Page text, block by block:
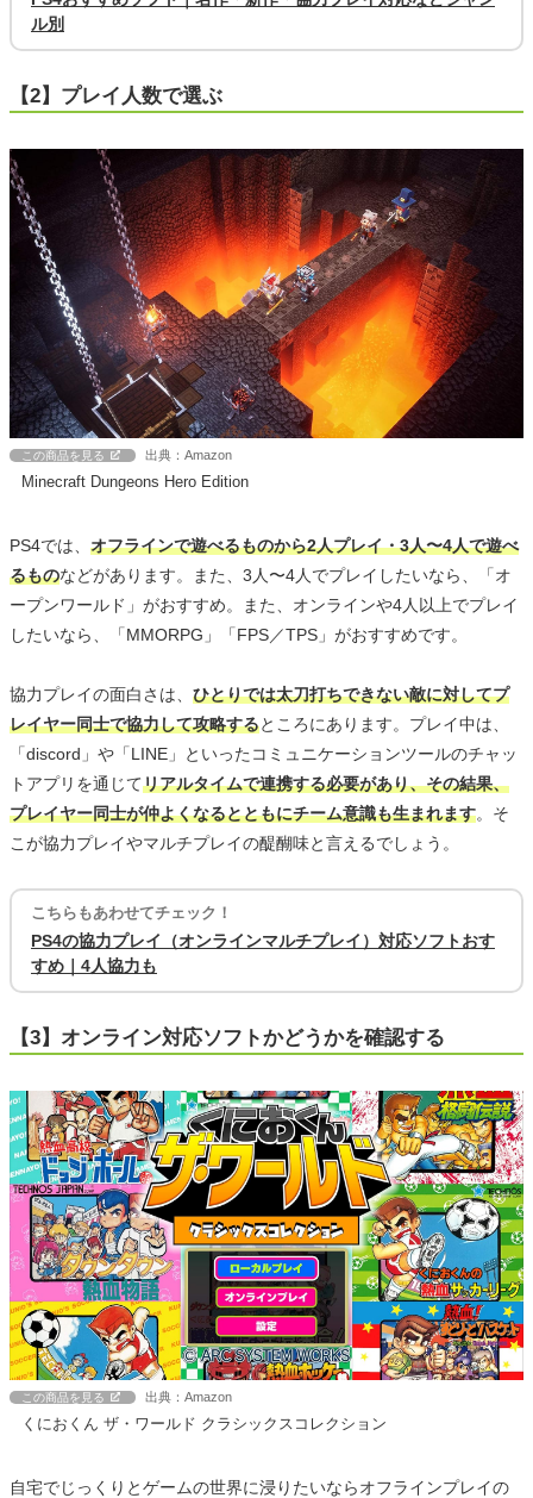
ル別
【2】プレイ人数で選ぶ
この商品を見る 出典：Amazon
Minecraft Dungeons Hero Edition
PS4では、 オフラインで遊べるものから2人プレイ・3人〜4人で遊べ
るものなどがあります。また、3人〜4人でプレイしたいなら、「オ
ープンワールド」がおすすめ。また、オンラインや4人以上でプレイ
したいなら、「MMORPG」「FPS／TPS」がおすすめです。
協力プレイの面白さは、 ひとりでは太刀打ちできない敵に対してプ
レイヤー同士で協力して攻略するところにあります。プレイ中は、
「discord」や「LINE」といったコミュニケーションツールのチャッ
トアプリを通じてリアルタイムで連携する必要があり、その結果、
プレイヤー同士が仲よくなるとともにチーム意識も生まれます。そ
こが協力プレイやマルチプレイの醍醐味と言えるでしょう。
こちらもあわせてチェック！
PS4の協力プレイ（オンラインマルチプレイ）対応ソフトおす
すめ｜4人協力も
【3】オンライン対応ソフトかどうかを確認する
この商品を見る 出典：Amazon
くにおくん ザ・ワールド クラシックスコレクション
自宅でじっくりとゲームの世界に浸りたいならオフラインプレイの